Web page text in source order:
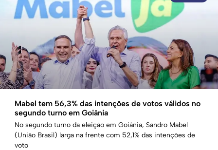
Mabel tem 56,3% das intenções de votos válidos no
segundo turno em Goiânia
No segundo turno da eleição em Goiânia, Sandro Mabel
(União Brasil) larga na frente com 52,1% das intenções de
voto